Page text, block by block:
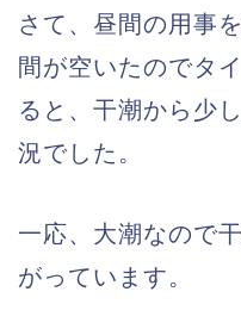
さて、昼間の用事
間が空いたのでタ
ると、干潮から少
況でした。
一応、大潮なので
がっています。